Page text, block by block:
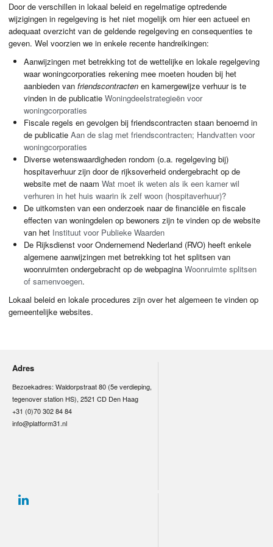
Door de verschillen in lokaal beleid en regelmatige optredende
wijzigingen in regelgeving is het niet mogelijk om hier een actueel en
adequaat overzicht van de geldende regelgeving en consequenties te
geven. Wel voorzien we in enkele recente handreikingen:
Aanwijzingen met betrekking tot de wettelijke en lokale regelgeving
waar woningcorporaties rekening mee moeten houden bij het
aanbieden vanfriendscontracten en kamergewijze verhuur is te
vinden in de publicatieWoningdeelstrategieën voor
woningcorporaties
Fiscale regels en gevolgen bij friendscontracten staan benoemd in
de publicatieAan de slag met friendscontracten; Handvatten voor
woningcorporaties
Diverse wetenswaardigheden rondom (o.a. regelgeving bij)
hospitaverhuur zijn door de rijksoverheid ondergebracht op de
website met de naamWat moet ik weten als ik een kamer wil
verhuren in het huis waarin ik zelf woon (hospitaverhuur)?
De uitkomsten van een onderzoek naar de financiële en fiscale
effecten van woningdelen op bewoners zijn te vinden op de website
van het Instituut voor Publieke Waarden
De Rijksdienst voor Ondernemend Nederland (RVO) heeft enkele
algemene aanwijzingen met betrekking tot het splitsen van
woonruimten ondergebracht op de webpaginaWoonruimte splitsen
of samenvoegen.
Lokaal beleid en lokale procedures zijn over het algemeen te vinden op
gemeentelijke websites.
Adres
Bezoekadres: Waldorpstraat 80 (5e verdieping,
tegenover station HS), 2521 CD Den Haag
+31 (0)70 302 84 84
info@platform31.nl